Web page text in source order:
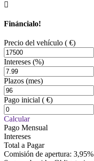
Fináncialo!
Precio del vehículo ( €)
Intereses (%)
Plazos (mes)
Pago inicial ( €)
Calcular
Pago Mensual
Intereses
Total a Pagar
Comisión de apertura: 3,95%